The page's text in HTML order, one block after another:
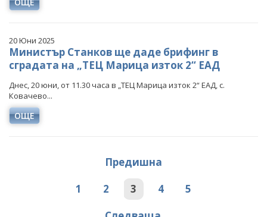
20 Юни 2025
Министър Станков ще даде брифинг в
сградата на „ТЕЦ Марица изток 2“ ЕАД
Днес, 20 юни, от 11.30 часа в „ТЕЦ Марица изток 2“ ЕАД, с.
Ковачево...
ОЩЕ
Предишна
1
2 3 4
5